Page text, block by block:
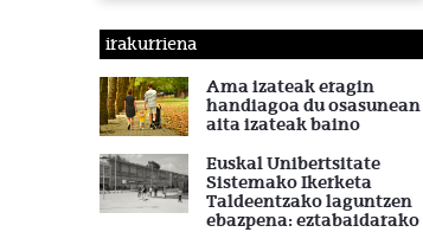
irakurriena
Ama izateak eragin
handiagoa du osasunean
aita izateak baino
Euskal Unibertsitate
Sistemako Ikerketa
Taldeentzako laguntzen
ebazpena: eztabaidarako